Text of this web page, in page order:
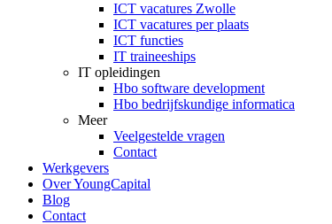
ICT vacatures Zwolle
ICT vacatures per plaats
ICT functies
IT traineeships
IT opleidingen
Hbo software development
Hbo bedrijfskundige informatica
Meer
Veelgestelde vragen
Contact
Werkgevers
Over YoungCapital
Blog
Contact